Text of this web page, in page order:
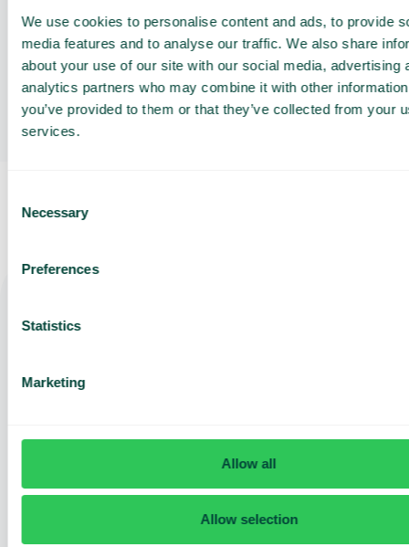
We use cookies to personalise content and ads, to provide
media features and to analyse our traffic. We also share
about your use of our site with our social media, advertising
analytics partners who may combine it with other
you’ve provided to them or that they’ve collected from your
services.
Selection
Necessary
Preferences
Statistics
Marketing
Allow all
Allow selection
Hur fungerar kontaktuppslag?
Få en
demo och
företag
tid och förbättra